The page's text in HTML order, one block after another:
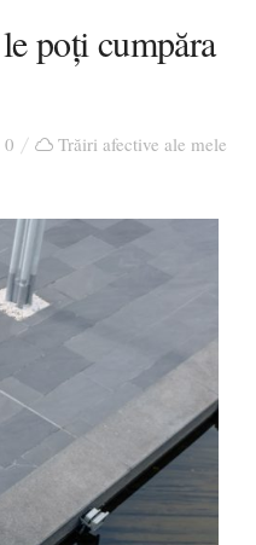
afective
Dunia
povestite
poți cumpăra
0 Trăiri afective ale mele